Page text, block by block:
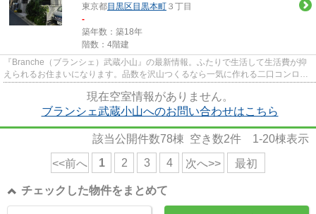
東京都目黒区 目黒本町 ３丁目
-
築年数：築18年
階数：4階建
『Branche（ブランシェ）武蔵小山』の最新情報。ふたりで生活して生活費が抑
えられるお住まいになります。品数を沢山つくるなら一気に作れる二口コンロが
現在空室情報がありません。
ブランシェ武蔵小山へのお問い合わせはこちら
該当公開件数78棟 空き数2件 1-20棟表示
<<前へ 1 2 3 4 次へ>> 最初
チェックした物件をまとめて